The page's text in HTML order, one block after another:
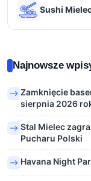
Sushi
Najnowsze
Zamknięcie
sierpnia 2026
Stal Mielec
Pucharu Polski
Havana Night